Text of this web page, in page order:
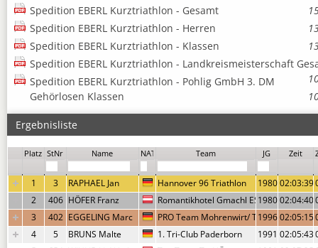
Spedition EBERL Kurztriathlon - Gesamt
Spedition EBERL Kurztriathlon - Herren
Spedition EBERL Kurztriathlon - Klassen
Spedition EBERL Kurztriathlon - Landkreismeisterschaft
Spedition EBERL Kurztriathlon - Pohlig GmbH 3. DM
Gehörlosen Klassen
Ergebnisliste
Platz StNr Name NAT Team JG Zeit
1 3 RAPHAEL Jan Hannover 96 Triathlon 1980
2
406 HÖFER Franz Romantikhotel Gmachl ESIN Tri TEAM
1980
3
402 EGGELING Marc PRO Team Mohrenwirt/ TG1996
4
5 BRUNS Malte 1. Tri-Club Paderborn 1991